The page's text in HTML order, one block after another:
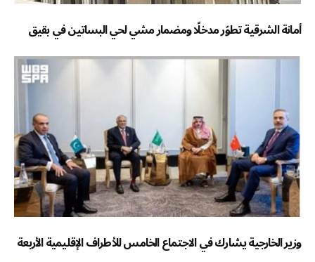
أمانة الشرقية تطوّر مدخلًا ومضمار مشي لحي البساتين في بقيق
وزير الخارجية يشارك في الاجتماع الخامس للأطراف الإقليمية الأربعة